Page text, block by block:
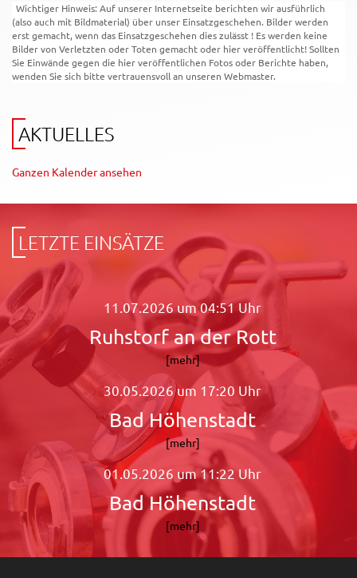
Wichtiger Hinweis: Auf unserer Internetseite berichten wir ausführlich
(also auch mit Bildmaterial) über unser Einsatzgeschehen. Bilder werden
erst gemacht, wenn das Einsatzgeschehen dies zulässt ! Es werden keine
Bilder von Verletzten oder Toten gemacht oder hier veröffentlicht! Sollten
Sie Einwände gegen die hier veröffentlichen Fotos oder Berichte haben,
wenden Sie sich bitte vertrauensvoll an unseren Webmaster.
AKTUELLES
Ganzen Kalender ansehen
LETZTE EINSÄTZE
11.07.2026 um 04:51 Uhr
Ruhstorf an der Rott
[mehr]
30.05.2026 um 17:20 Uhr
Bad Höhenstadt
[mehr]
01.05.2026 um 11:22 Uhr
Bad Höhenstadt
[mehr]